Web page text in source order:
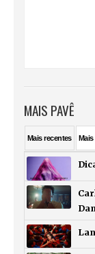
MAIS PAVÊ
Maisrecentes Mais